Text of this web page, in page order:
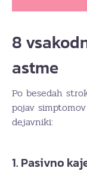
8
astme
Po besedah
pojav
dejavniki:
1. Pasivno